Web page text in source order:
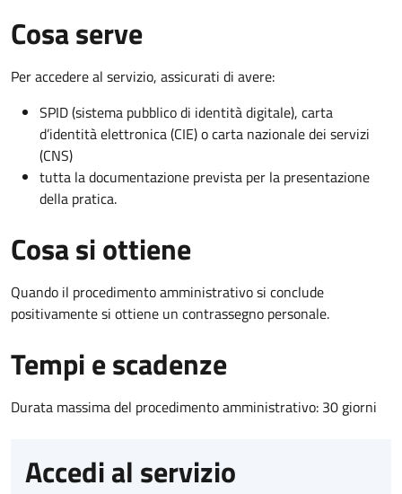
Cosa serve
Per accedere al servizio, assicurati di avere:
SPID (sistema pubblico di identità digitale), carta
d’identità elettronica (CIE) o carta nazionale dei servizi
(CNS)
tutta la documentazione prevista per la presentazione
della pratica.
Cosa si ottiene
Quando il procedimento amministrativo si conclude
positivamente si ottiene un contrassegno personale.
Tempi e scadenze
Durata massima del procedimento amministrativo: 30 giorni
Accedi al servizio